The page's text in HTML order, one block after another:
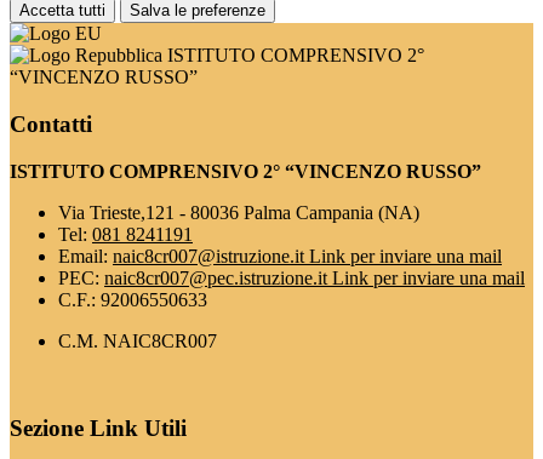
Accetta tutti Salva le preferenze
ISTITUTO COMPRENSIVO 2°
“VINCENZO RUSSO”
Contatti
ISTITUTO COMPRENSIVO 2° “VINCENZO RUSSO”
Via Trieste,121 - 80036 Palma Campania (NA)
Tel: 081 8241191
Email: naic8cr007@istruzione.it Link per inviare una mail
PEC: naic8cr007@pec.istruzione.it Link per inviare una mail
C.F.: 92006550633
C.M. NAIC8CR007
Sezione Link Utili